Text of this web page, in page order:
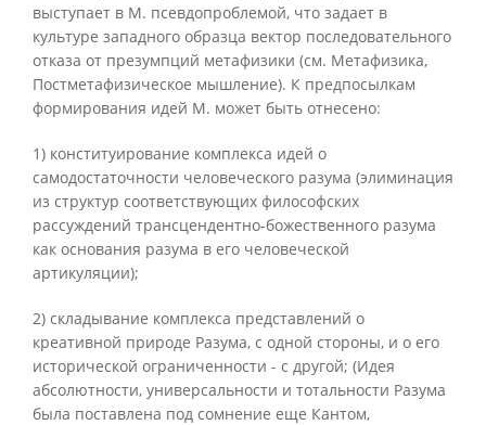
выступает в М. псевдопроблемой, что задает в
культуре западного образца вектор последовательного
отказа от презумпций метафизики (см. Метафизика,
Постметафизическое мышление). К предпосылкам
формирования идей М. может быть отнесено:
1) конституирование комплекса идей о
самодостаточности человеческого разума (элиминация
из структур соответствующих философских
рассуждений трансцендентно-божественного разума
как основания разума в его человеческой
артикуляции);
2) складывание комплекса представлений о
креативной природе Разума, с одной стороны, и о его
исторической ограниченности - с другой; (Идея
абсолютности, универсальности и тотальности Разума
была поставлена под сомнение еще Кантом,